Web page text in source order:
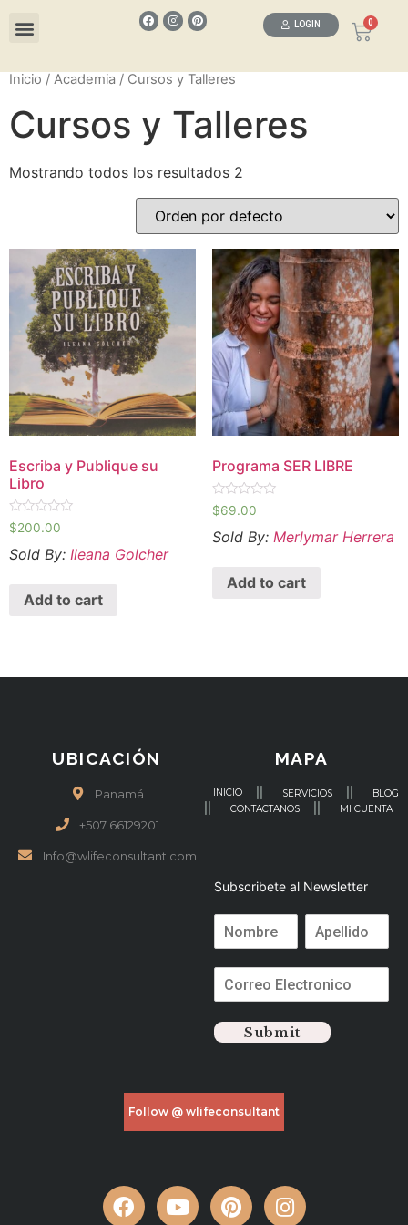
LOGIN
Inicio / Academia / Cursos y Talleres
Cursos y Talleres
Mostrando todos los resultados 2
Escriba y Publique su
Libro
Valorado
en
0
de
$200.00
Sold By: Ileana Golcher
Add to cart
Programa SER LIBRE
Valorado
en
0
de
$69.00
Sold By: Merlymar Herrera
Add to cart
UBICACIÓN
Panamá
+507 66129201
Info@wlifeconsultant.com
MAPA
INICIO SERVICIOS
BLOG
CONTACTANOS
MI CUENTA
Subscribete al Newsletter
Submit
Follow @ wlifeconsultant